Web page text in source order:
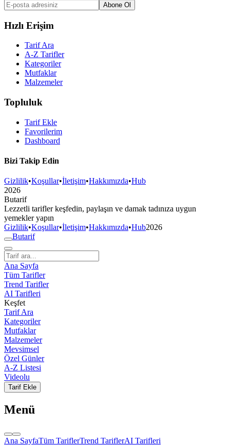
Abone Ol
Hızlı Erişim
Tarif Ara
A-Z Tarifler
Kategoriler
Mutfaklar
Malzemeler
Topluluk
Tarif Ekle
Favorilerim
Dashboard
Bizi Takip Edin
Gizlilik•Koşullar•İletişim•Hakkımızda•Hub
2026
Butarif
Lezzetli tarifler keşfedin, paylaşın ve damak tadınıza uygun
yemekler yapın
Gizlilik•Koşullar•İletişim•Hakkımızda•Hub2026
Butarif
Ana Sayfa
Tüm Tarifler
Trend Tarifler
AI Tarifleri
Keşfet
Tarif Ara
Kategoriler
Mutfaklar
Malzemeler
Mevsimsel
Özel Günler
A-Z Listesi
Videolu
Tarif Ekle
Menü
Ana SayfaTüm TariflerTrend TariflerAI Tarifleri